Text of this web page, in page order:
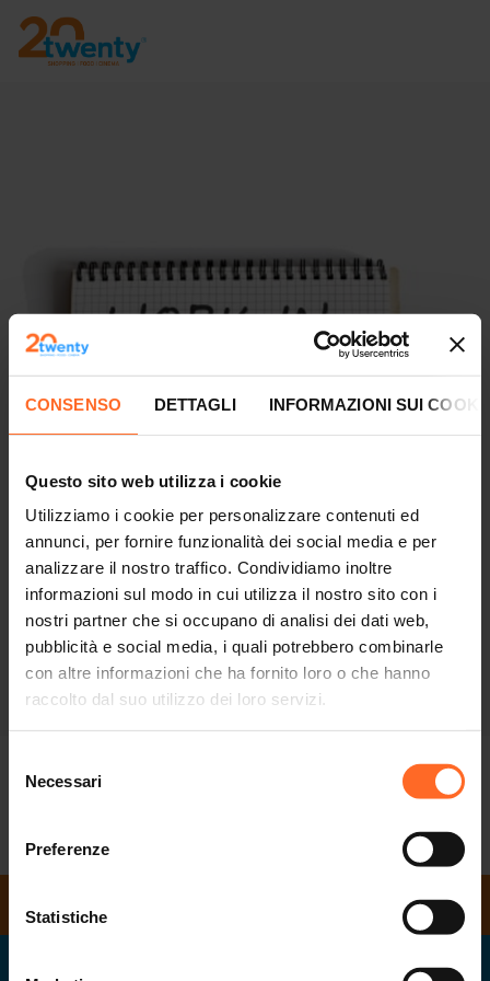
CONSENSO DETTAGLI INFORMAZIONI SUI
Questo sito web utilizza i cookie
Utilizziamo i cookie per personalizzare contenuti ed
annunci, per fornire funzionalità dei social media e per
analizzare il nostro traffico. Condividiamo inoltre
informazioni sul modo in cui utilizza il nostro sito con i
nostri partner che si occupano di analisi dei dati web,
pubblicità e social media, i quali potrebbero combinarle
con altre informazioni che ha fornito loro o che hanno
raccolto dal suo utilizzo dei loro servizi.
delNecessari
Preferenze
Statistiche
Work in progress!
Resta aggiornato con le novità del
Twenty nella pagina Events&News
SCOPRI DI PIÙ